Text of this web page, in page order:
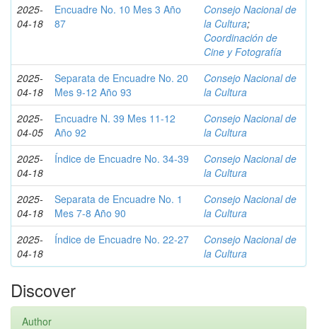
2025-
04-18
Encuadre No. 10 Mes 3 Año
87
Consejo Nacional de
la Cultura;
Coordinación de
Cine y Fotografía
2025-
04-18
Separata de Encuadre No. 20
Mes 9-12 Año 93
Consejo Nacional de
la Cultura
2025-
04-05
Encuadre N. 39 Mes 11-12
Año 92
Consejo Nacional de
la Cultura
2025-
04-18
Índice de Encuadre No. 34-39
Consejo Nacional de
la Cultura
2025-
04-18
Separata de Encuadre No. 1
Mes 7-8 Año 90
Consejo Nacional de
la Cultura
2025-
04-18
Índice de Encuadre No. 22-27
Consejo Nacional de
la Cultura
Discover
Author